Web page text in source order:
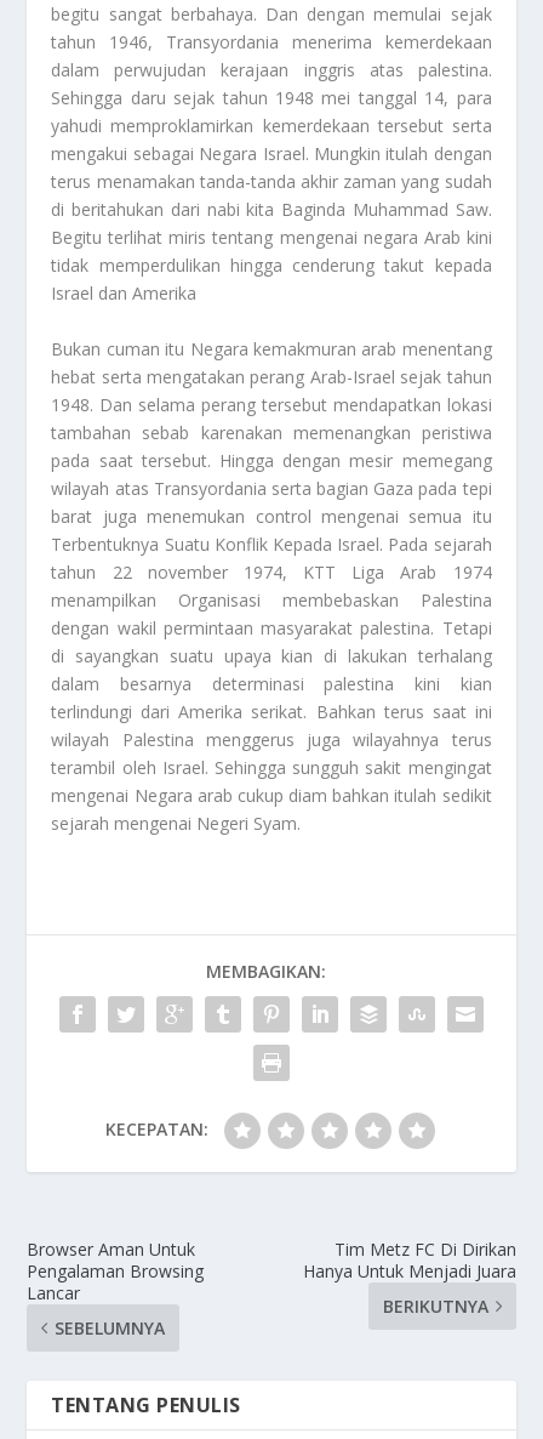
begitu sangat berbahaya. Dan dengan memulai sejak
tahun 1946, Transyordania menerima kemerdekaan
dalam perwujudan kerajaan inggris atas palestina.
Sehingga daru sejak tahun 1948 mei tanggal 14, para
yahudi memproklamirkan kemerdekaan tersebut serta
mengakui sebagai Negara Israel. Mungkin itulah dengan
terus menamakan tanda-tanda akhir zaman yang sudah
di beritahukan dari nabi kita Baginda Muhammad Saw.
Begitu terlihat miris tentang mengenai negara Arab kini
tidak memperdulikan hingga cenderung takut kepada
Israel dan Amerika
Bukan cuman itu Negara kemakmuran arab menentang
hebat serta mengatakan perang Arab-Israel sejak tahun
1948. Dan selama perang tersebut mendapatkan lokasi
tambahan sebab karenakan memenangkan peristiwa
pada saat tersebut. Hingga dengan mesir memegang
wilayah atas Transyordania serta bagian Gaza pada tepi
barat juga menemukan control mengenai semua itu
Terbentuknya Suatu Konflik Kepada Israel. Pada sejarah
tahun 22 november 1974, KTT Liga Arab 1974
menampilkan Organisasi membebaskan Palestina
dengan wakil permintaan masyarakat palestina. Tetapi
di sayangkan suatu upaya kian di lakukan terhalang
dalam besarnya determinasi palestina kini kian
terlindungi dari Amerika serikat. Bahkan terus saat ini
wilayah Palestina menggerus juga wilayahnya terus
terambil oleh Israel. Sehingga sungguh sakit mengingat
mengenai Negara arab cukup diam bahkan itulah sedikit
sejarah mengenai Negeri Syam.
MEMBAGIKAN:
KECEPATAN:
Browser Aman Untuk
Pengalaman Browsing
Lancar
SEBELUMNYA
Tim Metz FC Di Dirikan
Hanya Untuk Menjadi Juara
BERIKUTNYA
TENTANG PENULIS